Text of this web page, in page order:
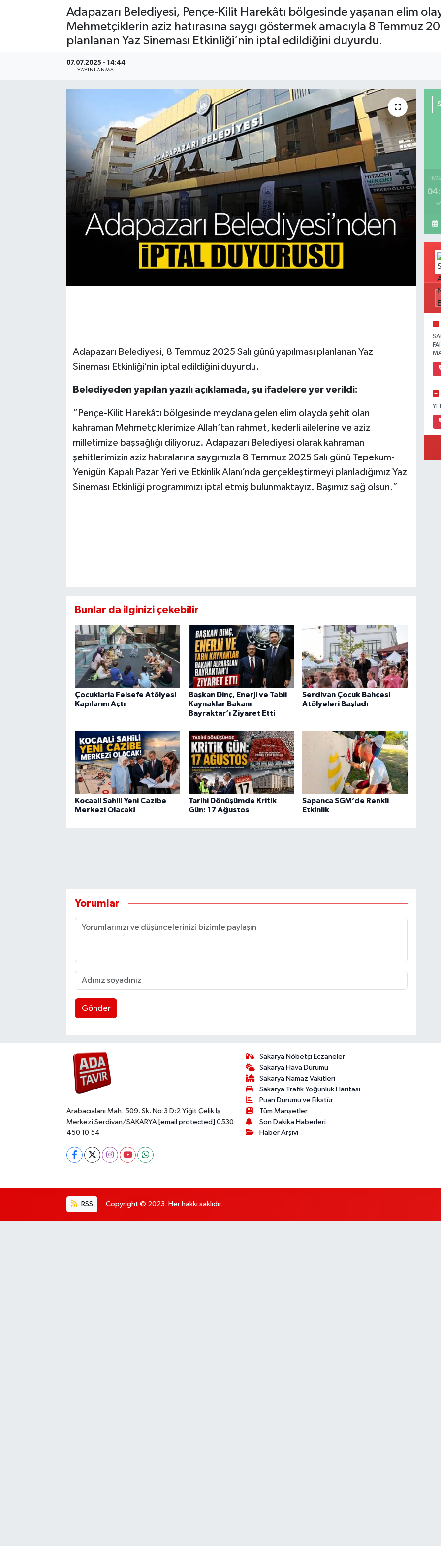
Adapazarı Belediyesi, Pençe-Kilit Harekâtı bölgesinde yaşanan elim
Mehmetçiklerin aziz hatırasına saygı göstermek amacıyla 8 Temmuz
planlanan Yaz Sineması Etkinliği’nin iptal edildiğini duyurdu.
07.07.2025 - 14:44
YAYINLANMA
Adapazarı Belediyesi, 8 Temmuz 2025 Salı günü yapılması planlanan Yaz
Sineması Etkinliği’nin iptal edildiğini duyurdu.
Belediyeden yapılan yazılı açıklamada, şu ifadelere yer verildi:
“Pençe-Kilit Harekâtı bölgesinde meydana gelen elim olayda şehit olan
kahraman Mehmetçiklerimize Allah’tan rahmet, kederli ailelerine ve aziz
milletimize başsağlığı diliyoruz. Adapazarı Belediyesi olarak kahraman
şehitlerimizin aziz hatıralarına saygımızla 8 Temmuz 2025 Salı günü Tepekum-
Yenigün Kapalı Pazar Yeri ve Etkinlik Alanı’nda gerçekleştirmeyi planladığımız Yaz
Sineması Etkinliği programımızı iptal etmiş bulunmaktayız. Başımız sağ olsun.”
Bunlar da ilginizi çekebilir
Çocuklarla Felsefe Atölyesi
Kapılarını Açtı
Başkan Dinç, Enerji ve Tabii
Kaynaklar Bakanı
Bayraktar’ı Ziyaret Etti
Serdivan Çocuk Bahçesi
Atölyeleri Başladı
Kocaali Sahili Yeni Cazibe
Merkezi Olacak!
Tarihi Dönüşümde Kritik
Gün: 17 Ağustos
Sapanca SGM’de Renkli
Etkinlik
Yorumlar
Gönder
Arabacıalanı Mah. 509. Sk. No:3 D:2 Yiğit Çelik İş
Merkezi Serdivan/SAKARYA [email protected] 0530
450 10 54
Sakarya Nöbetçi Eczaneler
Sakarya Hava Durumu
Sakarya Namaz Vakitleri
Sakarya Trafik Yoğunluk Haritası
Puan Durumu ve Fikstür
Tüm Manşetler
Son Dakika Haberleri
Haber Arşivi
RSS Copyright © 2023. Her hakkı saklıdır.